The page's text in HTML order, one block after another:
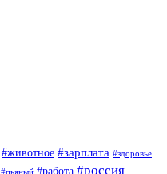
#животное #зарплата #здоровье
#пьяный #работа #россия